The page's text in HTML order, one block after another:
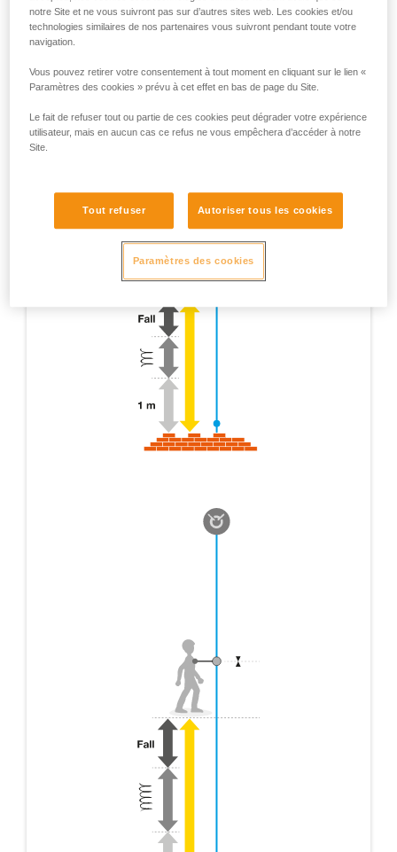
notre Site et ne vous suivront pas sur d’autres sites web. Les cookies et/ou
technologies similaires de nos partenaires vous suivront pendant toute votre
navigation.
Vous pouvez retirer votre consentement à tout moment en cliquant sur le lien «
Paramètres des cookies » prévu à cet effet en bas de page du Site.
Le fait de refuser tout ou partie de ces cookies peut dégrader votre expérience
utilisateur, mais en aucun cas ce refus ne vous empêchera d’accéder à notre
Site.
Tout refuser Autoriser tous les cookies
Paramètres des cookies